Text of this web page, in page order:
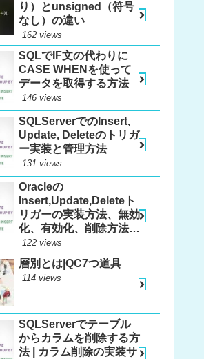
り）とunsigned（符号
なし）の違い
162 views
SQLでIF文の代わりに
CASE WHENを使って
データを取得する方法
146 views
SQLServerでのInsert,
Update, Deleteのトリガ
ー実装と管理方法
131 views
Oracleの
Insert,Update,Deleteト
リガーの実装方法、無効
化、有効化、削除方法、
更新方法
122 views
層別とは|QC7つ道具
114 views
SQLServerでテーブル
からカラムを削除する方
法 | カラム削除の実装サ